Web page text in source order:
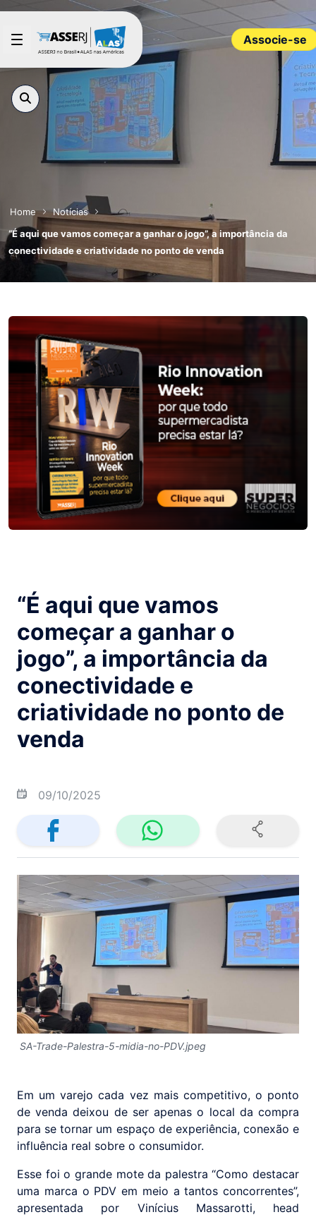
Pular para o Conteúdo principal
Associe-se
Home
Notícias
“É aqui que vamos começar a ganhar o jogo”, a importância da
conectividade e criatividade no ponto de venda
“É aqui que vamos
começar a ganhar o
jogo”, a importância da
conectividade e
criatividade no ponto de
venda
09/10/2025
SA-Trade-Palestra-5-midia-no-PDV.jpeg
Em um varejo cada vez mais competitivo, o ponto
de venda deixou de ser apenas o local da compra
para se tornar um espaço de experiência, conexão e
influência real sobre o consumidor.
Esse foi o grande mote da palestra “Como destacar
uma marca o PDV em meio a tantos concorrentes”,
apresentada por Vinícius Massarotti, head